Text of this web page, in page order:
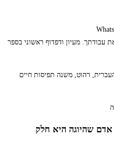
עבודתך. מעיון ודפדוף ראשוני בספר
רהוט, משנה תפיסות חיים
אדם שהיוגה היא חלק